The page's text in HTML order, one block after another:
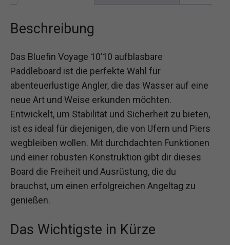
Beschreibung
Das Bluefin Voyage 10’10 aufblasbare
Paddleboard ist die perfekte Wahl für
abenteuerlustige Angler, die das Wasser auf eine
neue Art und Weise erkunden möchten.
Entwickelt, um Stabilität und Sicherheit zu bieten,
ist es ideal für diejenigen, die von Ufern und Piers
wegbleiben wollen. Mit durchdachten Funktionen
und einer robusten Konstruktion gibt dir dieses
Board die Freiheit und Ausrüstung, die du
brauchst, um einen erfolgreichen Angeltag zu
genießen.
Das Wichtigste in Kürze